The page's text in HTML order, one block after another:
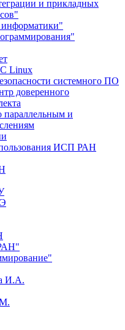
и прикладных
информатики"
Linux
системного ПО
доверенного
параллельным и
ИСП РАН
И.А.